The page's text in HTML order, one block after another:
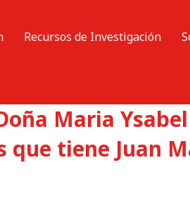
Recursos de Investigación
Maria
tiene Juan